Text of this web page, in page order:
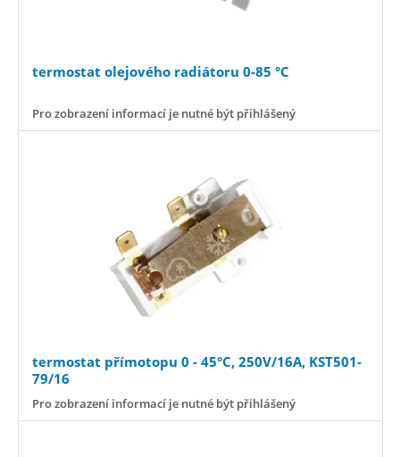
termostat olejového radiátoru 0-85 °C
Pro zobrazení informací je nutné být přihlášený
termostat přímotopu 0 - 45°C, 250V/16A, KST501-
79/16
Pro zobrazení informací je nutné být přihlášený